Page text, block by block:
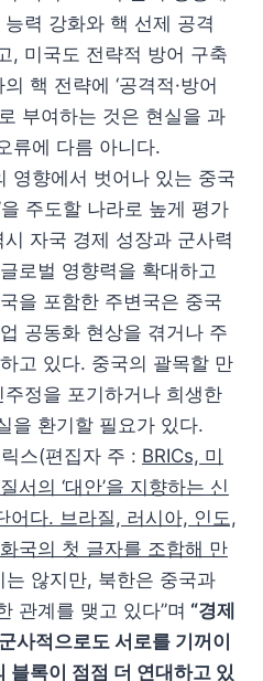
력 강화와 핵 선제 공격
, 미국도 전략적 방어 구축
핵 전략에 ‘공격적·방어
부여하는 것은 현실을 과
류에 다름 아니다.
영향에서 벗어나 있는 중국
을 주도할 나라로 높게 평가
자국 경제 성장과 군사력
로벌 영향력을 확대하고
을 포함한 주변국은 중국
공동화 현상을 겪거나 주
고 있다. 중국의 괄목할 만
정을 포기하거나 희생한
을 환기할 필요가 있다.
스(편집자 주 : BRICs, 미
서의 ‘대안’을 지향하는 신
어다. 브라질, 러시아, 인도,
국의 첫 글자를 조합해 만
는 않지만, 북한은 중국과
관계를 맺고 있다”며 “경제
사적으로도 서로를 기꺼이
블록이 점점 더 연대하고 있